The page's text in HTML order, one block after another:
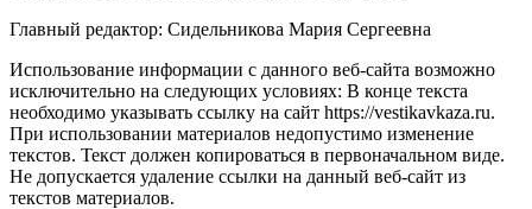
Главный редактор: Сидельникова Мария Сергеевна
Использование информации с данного веб-сайта возможно
исключительно на следующих условиях: В конце текста
необходимо указывать ссылку на сайт https://vestikavkaza.ru.
При использовании материалов недопустимо изменение
текстов. Текст должен копироваться в первоначальном виде.
Не допускается удаление ссылки на данный веб-сайт из
текстов материалов.